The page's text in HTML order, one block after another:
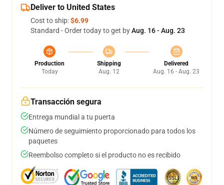
Deliver to United States
Cost to ship:$6.99
Standard - Order today to get byAug. 16 - Aug. 23
Production
Today
Shipping
Aug. 12
Delivered
Aug. 16 - Aug. 23
Transacción segura
Entrega mundial a tu puerta
Número de seguimiento proporcionado para todos los
paquetes
Reembolso completo si el producto no es recibido